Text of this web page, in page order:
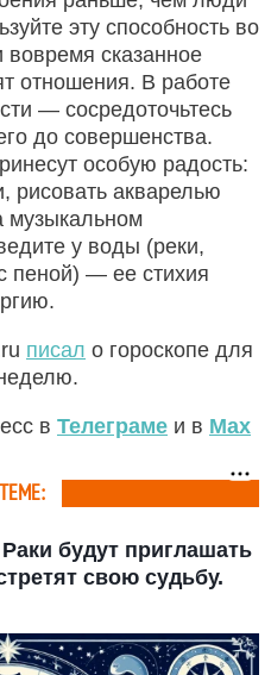
эту способность во
вовремя сказанное
отношения. В работе
— сосредоточьтесь
до совершенства.
особую радость:
рисовать акварелью
музыкальном
у воды (реки,
пеной) — ее стихия
писал о гороскопе для
в Телеграме и в Max
будут приглашать
свою судьбу.